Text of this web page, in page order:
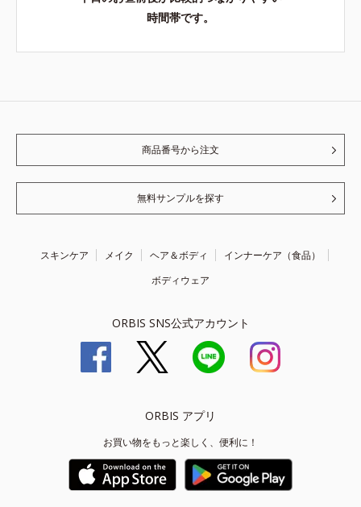
時間帯です。
商品番号から注文
無料サンプルを探す
スキンケア メイク ヘア＆ボディ
インナーケア（食品）
ボディウェア
ORBIS SNS公式アカウント
ORBIS アプリ
お買い物をもっと楽しく、便利に！